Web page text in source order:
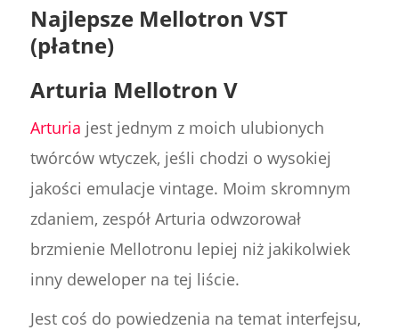
Najlepsze Mellotron VST
(płatne)
Arturia Mellotron V
Arturia jest jednym z moich ulubionych
twórców wtyczek, jeśli chodzi o wysokiej
jakości emulacje vintage. Moim skromnym
zdaniem, zespół Arturia odwzorował
brzmienie Mellotronu lepiej niż jakikolwiek
inny deweloper na tej liście.
Jest coś do powiedzenia na temat interfejsu,